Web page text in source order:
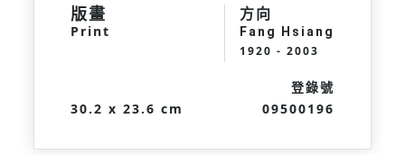
版畫
Print
方向
Fang Hsiang
1920 - 2003
30.2 x 23.6 cm
登錄號
09500196